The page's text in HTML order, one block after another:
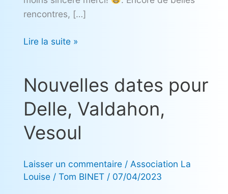
rencontres, […]
Lire la suite »
Nouvelles dates pour
Delle, Valdahon,
Vesoul
Laisser un commentaire / Association La
Louise/ Tom BINET / 07/04/2023
Nouvelles
dates
pour
Valdahon,